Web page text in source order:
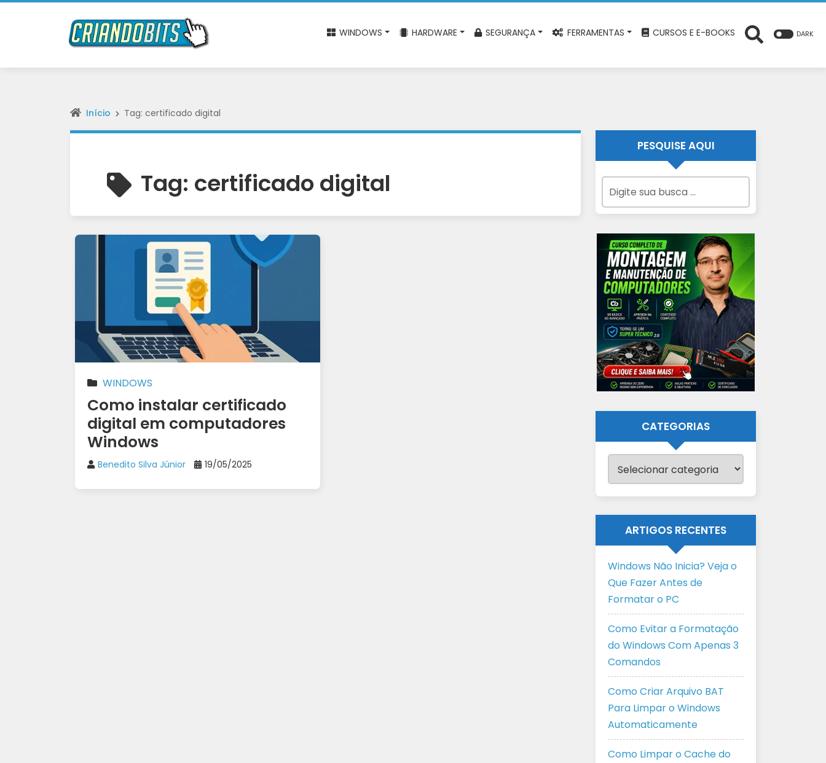
WINDOWS HARDWARE SEGURANÇA FERRAMENTAS CURSOS E E-BOOKS DARK
Início Tag: certificado digital
Tag: certificado digital
WINDOWS
Como instalar certificado
digital em computadores
Windows
Benedito Silva Júnior 19/05/2025
PESQUISE AQUI
CATEGORIAS
ARTIGOS RECENTES
Windows Não Inicia? Veja o
Que Fazer Antes de
Formatar o PC
Como Evitar a Formatação
do Windows Com Apenas 3
Comandos
Como Criar Arquivo BAT
Para Limpar o Windows
Automaticamente
Como Limpar o Cache do